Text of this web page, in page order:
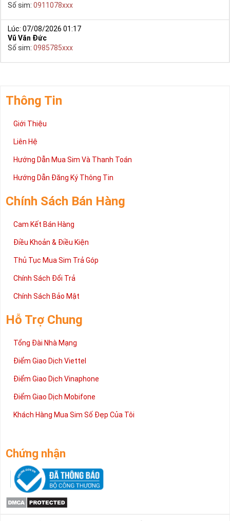
Số sim: 0911078xxx
Lúc: 07/08/2026 01:17
Vũ Văn Đức
Số sim: 0985785xxx
Thông Tin
Giới Thiệu
Liên Hệ
Hướng Dẫn Mua Sim Và Thanh Toán
Hướng Dẫn Đăng Ký Thông Tin
Chính Sách Bán Hàng
Cam Kết Bán Hàng
Điều Khoản & Điều Kiện
Thủ Tục Mua Sim Trả Góp
Chính Sách Đổi Trả
Chính Sách Bảo Mật
Hỗ Trợ Chung
Tổng Đài Nhà Mạng
Điểm Giao Dịch Viettel
Điểm Giao Dịch Vinaphone
Điểm Giao Dịch Mobifone
Khách Hàng Mua Sim Số Đẹp Của Tôi
Chứng nhận